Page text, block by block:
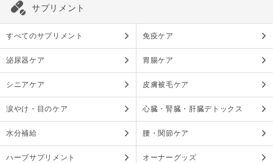
サプリメント
すべてのサプリメント 免疫ケア
泌尿器ケア 胃腸ケア
シニアケア 皮膚被毛ケア
涙やけ・目のケア 心臓・腎臓・肝臓デトックス
水分補給 腰・関節ケア
ハーブサプリメント オーナーグッズ